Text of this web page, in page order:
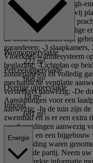
geworden over deze high-
contact met ons op en wij
Bijzonderheden: -Deze
juni 2023; -Hoogwaardige
de beste materialen zijn
garanderen; -3
Vloerkoel-warmtesysteem
beglazing; -Lichtplan op
zonnepanelen en volledig
mechanische ventilatie
versterkers aanwezig; -De
Aansluitingen voor een
aanwezig; -In de tuin zijn
zwembad en is er een extra
voorbereidingen aanwezig
zwembad en een
voorbereiding waren
verkopende partij. Neem
Woonoppervlakte
222 m²
Perceeloppervlakte
868 m²
Overige oppervlakte
19 m²
Inhoud
681 m³
Energie